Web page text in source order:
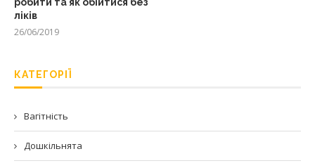
робити та як обійтися без
ліків
26/06/2019
КАТЕГОРІЇ
Вагітність
Дошкільнята